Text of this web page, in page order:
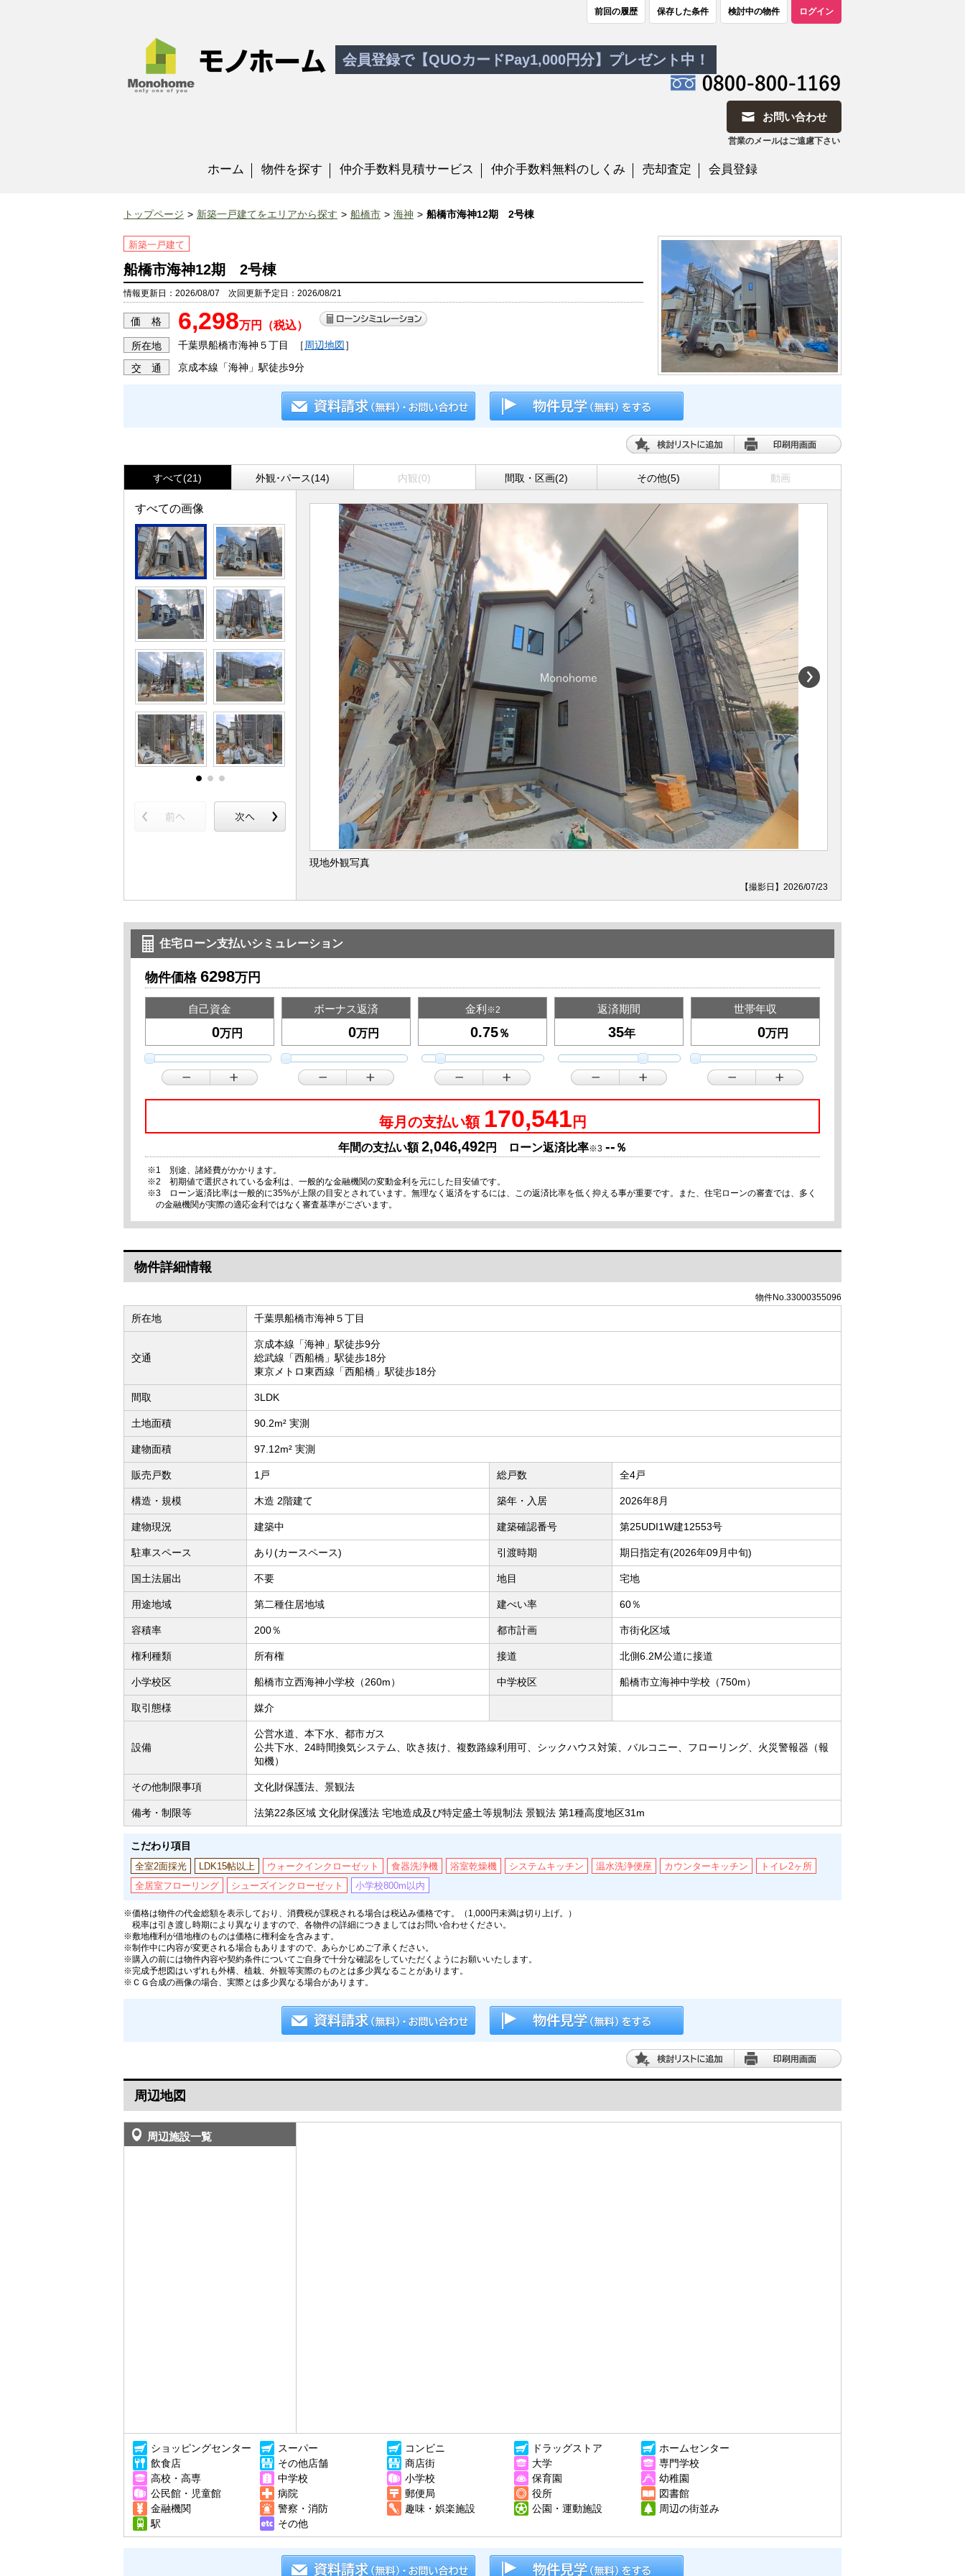
前回の履歴 保存した条件 検討中の物件 ログイン
会員登録で【QUOカードPay1,000円分】プレゼント中！
お問い合わせ
営業のメールはご遠慮下さい
ホーム 物件を探す 仲介手数料見積サービス 仲介手数料無料のしくみ 売却査定 会員登録
トップページ 新築一戸建てをエリアから探す 船橋市 海神 船橋市海神12期 2号棟
新築一戸建て
船橋市海神12期 2号棟
情報更新日：2026/08/07 次回更新予定日：2026/08/21
価 格 6,298万円（税込）
所在地 千葉県船橋市海神５丁目 ［ 周辺地図］
交 通 京成本線「海神」駅徒歩9分
すべて(21) 外観･パース(14) 内観(0) 間取・区画(2) その他(5) 動画
すべての画像
現地外観写真
【撮影日】2026/07/23
住宅ローン支払いシミュレーション
物件価格 6298万円
自己資金
万円
ボーナス返済
万円
金利 ※2
％
返済期間
年
世帯年収
万円
毎月の支払い額 170,541 円
年間の支払い額2,046,492円 ローン返済比率※3 -- ％
※1 別途、諸経費がかかります。
※2 初期値で選択されている金利は、一般的な金融機関の変動金利を元にした目安値です。
※3 ローン返済比率は一般的に35%が上限の目安とされています。無理なく返済をするには、この返済比率を低く抑える事が重要です。また、住宅ローンの審査では、多く
の金融機関が実際の適応金利ではなく審査基準がございます。
物件詳細情報
物件No.33000355096
所在地 千葉県船橋市海神５丁目
交通
京成本線「海神」駅徒歩9分
総武線「西船橋」駅徒歩18分
東京メトロ東西線「西船橋」駅徒歩18分
間取 3LDK
土地面積 90.2m² 実測
建物面積 97.12m² 実測
販売戸数 1戸 総戸数 全4戸
構造・規模 木造 2階建て 築年・入居 2026年8月
建物現況 建築中 建築確認番号 第25UDI1W建12553号
駐車スペース あり(カースペース) 引渡時期 期日指定有(2026年09月中旬)
国土法届出 不要 地目 宅地
用途地域 第二種住居地域 建ぺい率 60％
容積率 200％ 都市計画 市街化区域
権利種類 所有権 接道 北側6.2M公道に接道
小学校区 船橋市立西海神小学校（260m） 中学校区 船橋市立海神中学校（750m）
取引態様 媒介
設備
公営水道、本下水、都市ガス
公共下水、24時間換気システム、吹き抜け、複数路線利用可、シックハウス対策、バルコニー、フローリング、火災警報器（報
知機）
その他制限事項 文化財保護法、景観法
備考・制限等 法第22条区域 文化財保護法 宅地造成及び特定盛土等規制法 景観法 第1種高度地区31m
こだわり項目
全室2面採光 LDK15帖以上 ウォークインクローゼット 食器洗浄機 浴室乾燥機 システムキッチン 温水洗浄便座 カウンターキッチン
トイレ2ヶ所
全居室フローリング
シューズインクローゼット 小学校800m以内
※価格は物件の代金総額を表示しており、消費税が課税される場合は税込み価格です。（1,000円未満は切り上げ。）
税率は引き渡し時期により異なりますので、各物件の詳細につきましてはお問い合わせください。
※敷地権利が借地権のものは価格に権利金を含みます。
※制作中に内容が変更される場合もありますので、あらかじめご了承ください。
※購入の前には物件内容や契約条件についてご自身で十分な確認をしていただくようにお願いいたします。
※完成予想図はいずれも外構、植栽、外観等実際のものとは多少異なることがあります。
※ＣＧ合成の画像の場合、実際とは多少異なる場合があります。
周辺地図
周辺施設一覧
ショッピングセンター スーパー コンビニ ドラッグストア
ホームセンター
飲食店
その他店舗 商店街 大学
専門学校
高校・高専
中学校 小学校 保育園
幼稚園
公民館・児童館
病院 郵便局 役所
図書館
金融機関
警察・消防 趣味・娯楽施設 公園・運動施設
周辺の街並み
駅
その他